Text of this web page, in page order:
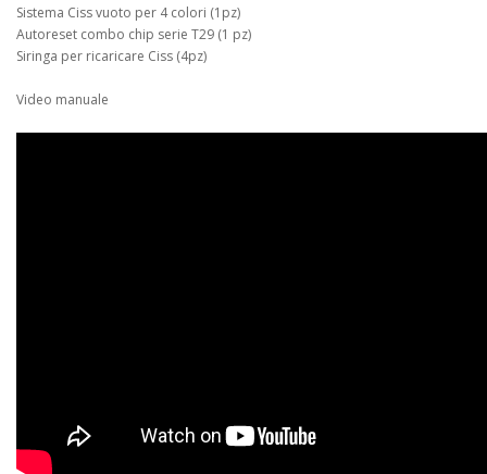
Sistema Ciss vuoto per 4 colori (1pz)
Autoreset combo chip serie T29 (1 pz)
Siringa per ricaricare Ciss (4pz)
Video manuale